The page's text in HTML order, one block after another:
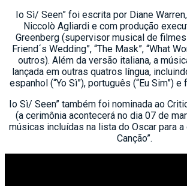
Io Sì/ Seen” foi escrita por Diane
Niccolò Agliardi e com produção
Greenberg (supervisor musical de
Friend´s Wedding”, “The Mask”, “What
outros). Além da versão italiana, a
lançada em outras quatros língua,
espanhol (“Yo Sì”), português (“Eu Sim”) e
Io Sì/ Seen” também foi nominada ao
(a cerimônia acontecerá no dia 07 de
músicas incluídas na lista do Oscar para a
Canção”.